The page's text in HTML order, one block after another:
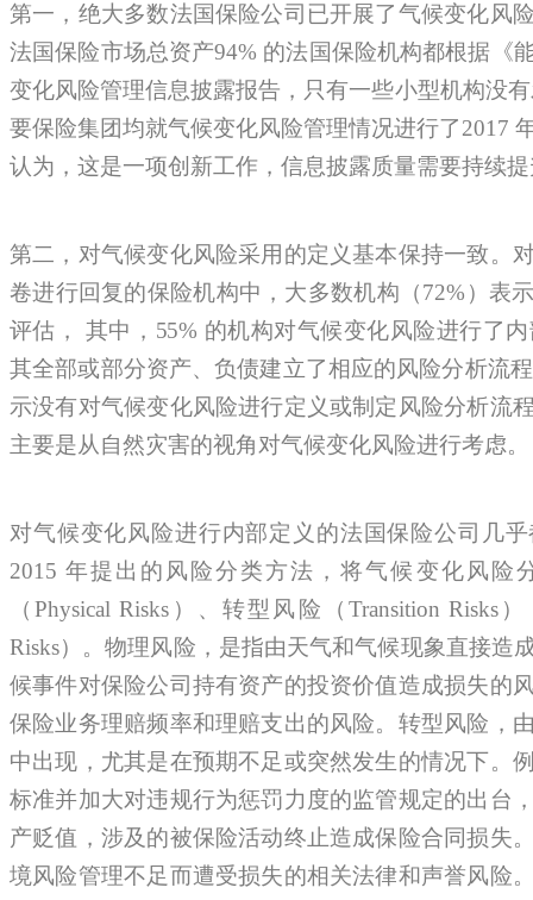
第一，绝大多数法国保险公司已开展了气候变化风
法国保险市场总资产94% 的法国保险机构都根据《
变化风险管理信息披露报告，只有一些小型机构没
要保险集团均就气候变化风险管理情况进行了2017
认为，这是一项创新工作，信息披露质量需要持续
第二，对气候变化风险采用的定义基本保持一致。
卷进行回复的保险机构中，大多数机构（72%）表
评估， 其中，55% 的机构对气候变化风险进行了
其全部或部分资产、负债建立了相应的风险分析流
示没有对气候变化风险进行定义或制定风险分析流
主要是从自然灾害的视角对气候变化风险进行考虑。
对气候变化风险进行内部定义的法国保险公司几
2015 年提出的风险分类方法，将气候变化风险
（Physical Risks）、转型风险（Transition Risks
Risks）。物理风险，是指由天气和气候现象直接造
候事件对保险公司持有资产的投资价值造成损失的
保险业务理赔频率和理赔支出的风险。转型风险，
中出现，尤其是在预期不足或突然发生的情况下。
标准并加大对违规行为惩罚力度的监管规定的出台
产贬值，涉及的被保险活动终止造成保险合同损失
境风险管理不足而遭受损失的相关法律和声誉风险